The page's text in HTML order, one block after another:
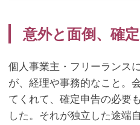
意外と面倒、確
個人事業主・フリーランス
が、経理や事務的なこと。
てくれて、確定申告の必要
した。それが独立した途端